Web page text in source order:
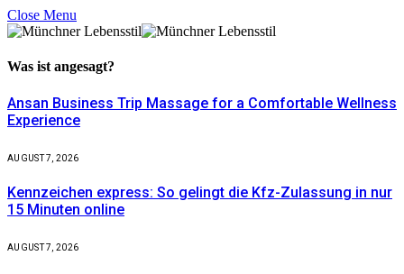
Close Menu
Was ist angesagt?
Ansan Business Trip Massage for a Comfortable Wellness
Experience
AUGUST 7, 2026
Kennzeichen express: So gelingt die Kfz-Zulassung in nur
15 Minuten online
AUGUST 7, 2026